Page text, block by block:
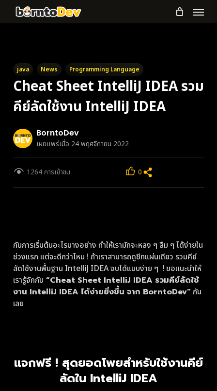
Menu
java News Programming Language
Cheat Sheet IntelliJ IDEA รวม
คีย์ลัดใช้งาน IntelliJ IDEA
BorntoDev
เผยแพร่เมื่อ 24 พฤศจิกายน 2022
1264 การเข้าชม 0
กับการเริ่มต้นอะไรบางอย่าง ทำให้เรามักจะหลง ๆ ลืม ๆ ได้ง่ายใน
ช่วงแรก แต่จะดีกว่าไหม ! ถ้าเราสามารถดูชีทแผ่นเดียว รวมคีย์
ลัดใช้งานพื้นฐาน IntelliJ IDEA จบได้แบบง่าย ๆ ! ขอแนะนำให้
เรารู้จักกับ “Cheat Sheet IntelliJ IDEA รวมคีย์ลัดใช้
งาน IntelliJ IDEA ได้ง่ายยิ่งขึ้น จาก BorntoDev” กัน
เลย
แจกฟรี ! สุดยอดโพยสำหรับใช้งานคีย์
ลัดใน IntelliJ IDEA